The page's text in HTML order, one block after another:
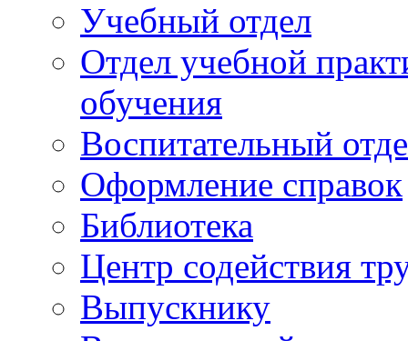
Учебный отдел
Отдел учебной
обучения
Воспитательный
Оформление справок
Библиотека
Центр содействия
Выпускнику